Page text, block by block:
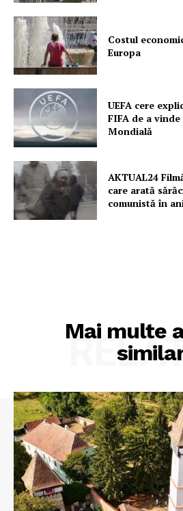
FREEDOM HOUSE
PRESShub
Despre noi / Echipa
Rețea
Contact
Costul
Europa
UEFA cere
FIFA de a
Mondială
AKTUAL24
care arată
comunistă în
Mai multe